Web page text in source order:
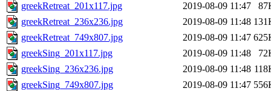
greekRetreat_201x117.jpg
2019-08-09 11:47
greekRetreat_236x236.jpg
2019-08-09 11:48
greekRetreat_749x807.jpg
2019-08-09 11:47
greekSing_201x117.jpg
2019-08-09 11:48
greekSing_236x236.jpg
2019-08-09 11:48
greekSing_749x807.jpg
2019-08-09 11:47